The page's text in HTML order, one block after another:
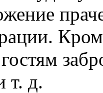
т. д.